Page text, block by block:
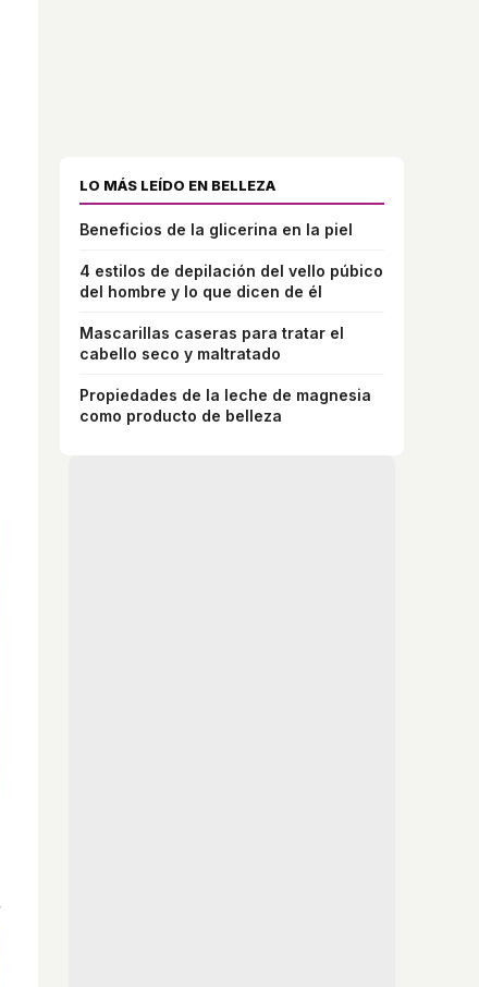
LO MÁS LEÍDO EN BELLEZA
Beneficios de la glicerina en la piel
4 estilos de depilación del vello púbico
del hombre y lo que dicen de él
Mascarillas caseras para tratar el
cabello seco y maltratado
Propiedades de la leche de magnesia
como producto de belleza